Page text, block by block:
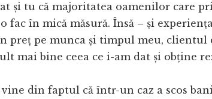
și tu că majoritatea oamenilor care
fac în mică măsură. Însă – și
preț pe munca și timpul meu,
mai bine ceea ce i-am dat și obține
din faptul că într-un caz a scos